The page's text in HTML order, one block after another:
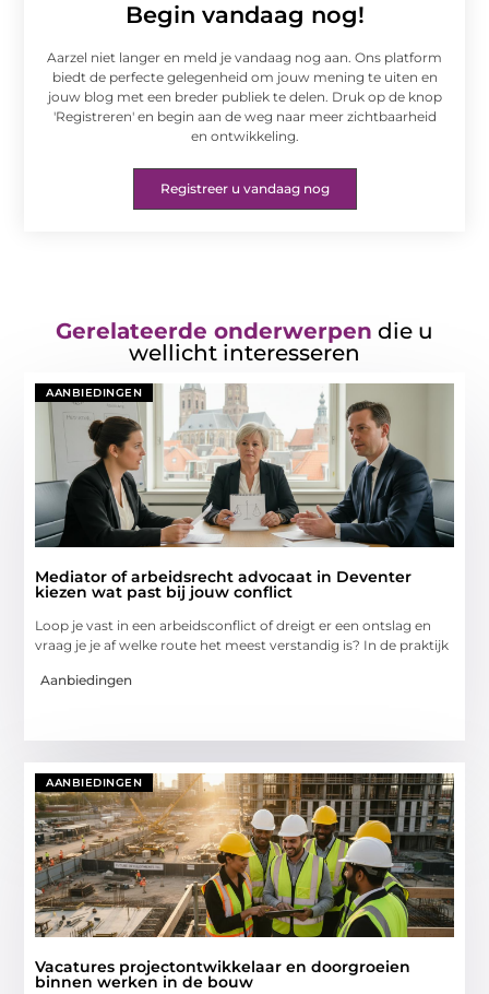
Begin vandaag nog!
Aarzel niet langer en meld je vandaag nog aan. Ons platform
biedt de perfecte gelegenheid om jouw mening te uiten en
jouw blog met een breder publiek te delen. Druk op de knop
'Registreren' en begin aan de weg naar meer zichtbaarheid
en ontwikkeling.
Registreer u vandaag nog
Gerelateerde onderwerpen die u
wellicht interesseren
AANBIEDINGEN
Mediator of arbeidsrecht advocaat in Deventer
kiezen wat past bij jouw conflict
Loop je vast in een arbeidsconflict of dreigt er een ontslag en
vraag je je af welke route het meest verstandig is? In de praktijk
Aanbiedingen
AANBIEDINGEN
Vacatures projectontwikkelaar en doorgroeien
binnen werken in de bouw